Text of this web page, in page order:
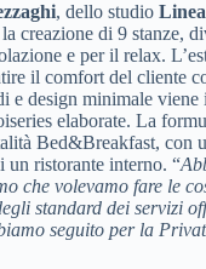
, dello studio
creazione di 9 stanze,
e per il relax.
il comfort del cliente
e design minimale viene
elaborate. La
Bed&Breakfast, con
un ristorante interno. “
che volevamo fare le
standard dei servizi
seguito per la